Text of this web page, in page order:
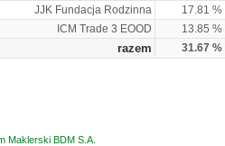
JJK Fundacja Rodzinna 17.81 %
ICM Trade 3 EOOD
13.85 %
razem 31.67 %
Maklerski BDM S.A.